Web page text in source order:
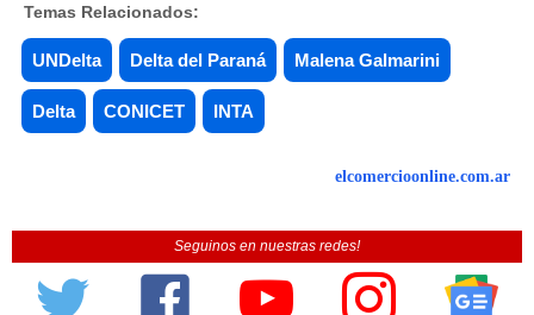
Temas Relacionados:
UNDelta Delta del Paraná Malena Galmarini
Delta CONICET INTA
elcomercioonline.com.ar
Seguinos en nuestras redes!